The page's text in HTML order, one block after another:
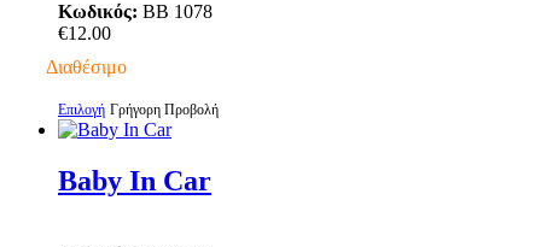
επιλογές
μπορούν
να
επιλεγούν
στη
σελίδα
του
προϊόντος
Κωδικός: BB 1078
€12.00
Διαθέσιμο
Επιλογή Αυτό
το
έχει
πολλαπλές
Γρήγορη Προβολή
Baby In Car